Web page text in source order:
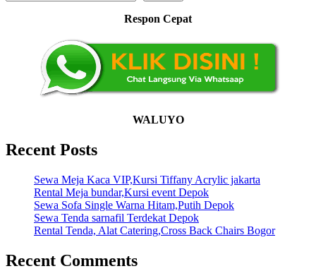
Respon Cepat
WALUYO
Recent Posts
Sewa Meja Kaca VIP,Kursi Tiffany Acrylic jakarta
Rental Meja bundar,Kursi event Depok
Sewa Sofa Single Warna Hitam,Putih Depok
Sewa Tenda sarnafil Terdekat Depok
Rental Tenda, Alat Catering,Cross Back Chairs Bogor
Recent Comments